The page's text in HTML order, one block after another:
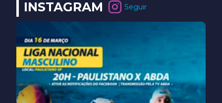
INSTAGRAM Seguir